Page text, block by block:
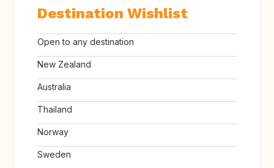
Destination Wishlist
Open to any destination
New Zealand
Australia
Thailand
Norway
Sweden